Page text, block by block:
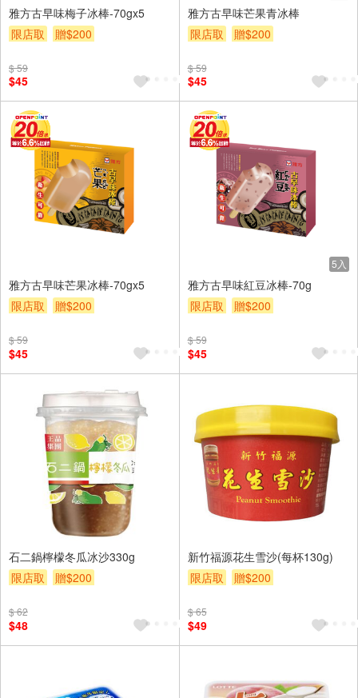
雅方古早味梅子冰棒-70gx5
限店取
贈$200
$ 59
$45
雅方古早味芒果青冰棒
限店取
贈$200
$ 59
$45
雅方古早味芒果冰棒-70gx5
限店取
贈$200
$ 59
$45
5入
雅方古早味紅豆冰棒-70g
限店取
贈$200
$ 59
$45
石二鍋檸檬冬瓜冰沙330g
限店取
贈$200
$ 62
$48
新竹福源花生雪沙(每杯130g)
限店取
贈$200
$ 65
$49